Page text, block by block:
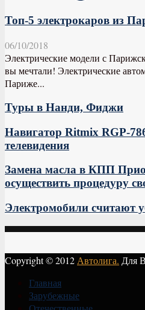
Топ-5 электрокаров из
06/10/2018
Электрические модели с
вы мечтали! Электрические
Париже...
Туры в Нанди, Фиджи
Навигатор Ritmix RGP-
телевидения
Замена масла в КПП
осуществить процедуру
Электромобили считают
Copyright © 2012 Автолига. Для
Главная
Зарубежные